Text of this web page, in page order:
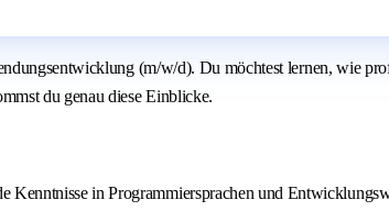
(m/w/d). Du möchtest lernen, wie
du genau diese Einblicke.
Kenntnisse in Programmiersprachen und